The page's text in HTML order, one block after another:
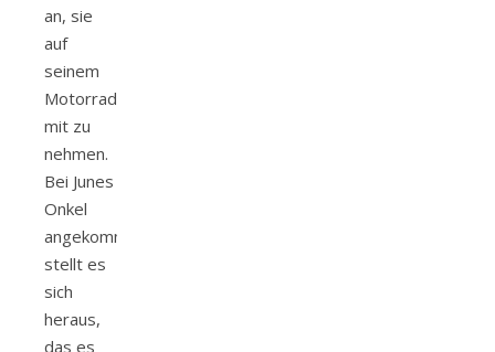
an, sie
auf
seinem
Motorrad
mit zu
nehmen.
Bei Junes
Onkel
angekommen,
stellt es
sich
heraus,
das es